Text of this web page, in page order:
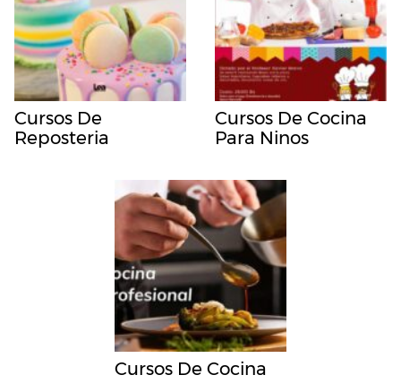
Cursos De
Reposteria
Cursos De Cocina
Para Ninos
Cursos De Cocina